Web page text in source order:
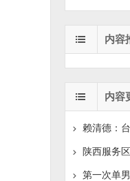
内容
内容
第一次单